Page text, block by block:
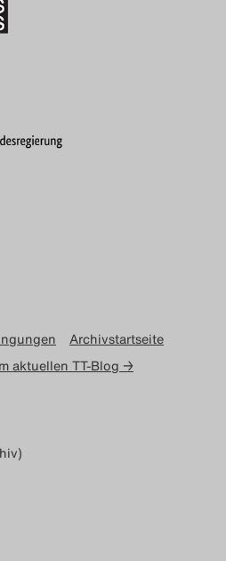
Blog
Archivstartseite
aktuellen TT-Blog →